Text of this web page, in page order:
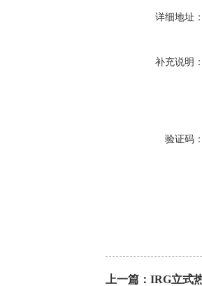
详细地址
补充说明
验证码
上一篇： IRG立式